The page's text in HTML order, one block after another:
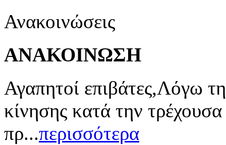
Ανακοινώσεις
ΑΝΑΚΟΙΝΩΣΗ
Αγαπητοί επιβάτες,Λόγω
κίνησης κατά την
πρ...περισσότερα